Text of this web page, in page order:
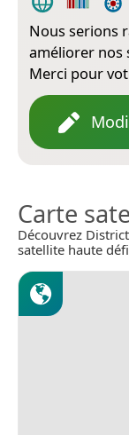
Nous serions
améliorer nos
Merci pour
Carte
Découvrez
satellite haute